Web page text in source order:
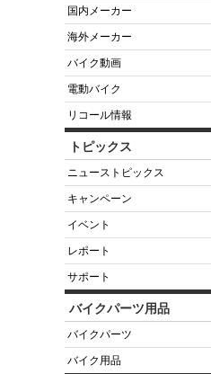
国内メーカー
海外メーカー
バイク動画
電動バイク
リコール情報
トピックス
ニューストピックス
キャンペーン
イベント
レポート
サポート
バイクパーツ用品
バイクパーツ
バイク用品